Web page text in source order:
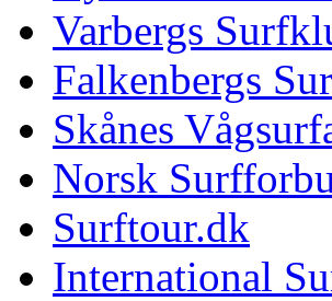
Varbergs
Falkenbergs
Skånes
Norsk
Surftour.dk
International